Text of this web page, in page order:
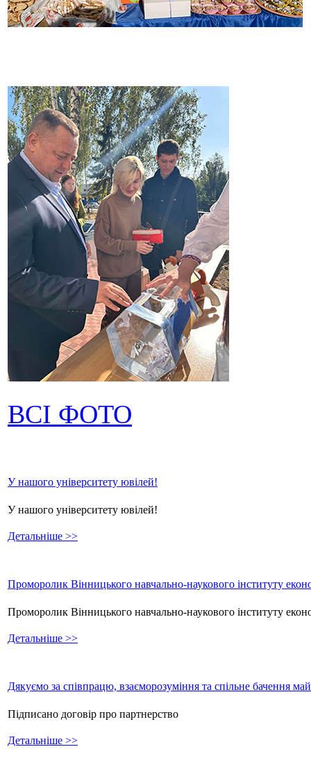
ВСІ ФОТО
У нашого університету ювілей!
У нашого університету ювілей!
Детальніше >>
Проморолик Вінницького навчально-наукового інституту
Проморолик Вінницького навчально-наукового інституту
Детальніше >>
Дякуємо за співпрацю, взаєморозуміння та спільне бачення
Підписано договір про партнерство
Детальніше >>